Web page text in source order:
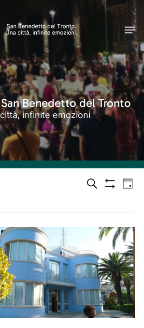
Benedetto del Tronto
infinite emozioni
Eventi
e
viste
Cerca